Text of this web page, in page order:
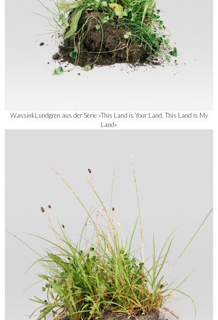
WassinkLundgren aus der Serie »This Land is Your Land, This Land is My
Land«